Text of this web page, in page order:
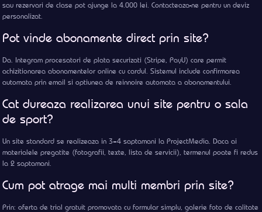
sau rezervari de clase pot ajunge la 4.000 lei. Contacteaza-ne pentru un deviz
personalizat.
Pot vinde abonamente direct prin site?
Da. Integram procesatori de plata securizati (Stripe, PayU) care permit
achizitionarea abonamentelor online cu cardul. Sistemul include confirmarea
automata prin email si optiunea de reinnoire automata a abonamentului.
Cat dureaza realizarea unui site pentru o sala
de sport?
Un site standard se realizeaza in 3–4 saptamani la ProjectMedia. Daca ai
materialele pregatite (fotografii, texte, lista de servicii), termenul poate fi redus
la 2 saptamani.
Cum pot atrage mai multi membri prin site?
Prin: oferta de trial gratuit promovata cu formular simplu, galerie foto de calitate